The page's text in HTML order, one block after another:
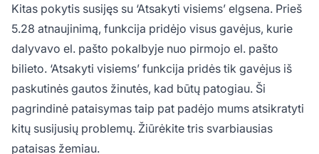
Kitas pokytis susijęs su ‘Atsakyti visiems’ elgsena. Prieš
5.28 atnaujinimą, funkcija pridėjo visus gavėjus, kurie
dalyvavo el. pašto pokalbyje nuo pirmojo el. pašto
bilieto. ‘Atsakyti visiems’ funkcija pridės tik gavėjus iš
paskutinės gautos žinutės, kad būtų patogiau. Ši
pagrindinė pataisymas taip pat padėjo mums atsikratyti
kitų susijusių problemų. Žiūrėkite tris svarbiausias
pataisas žemiau.